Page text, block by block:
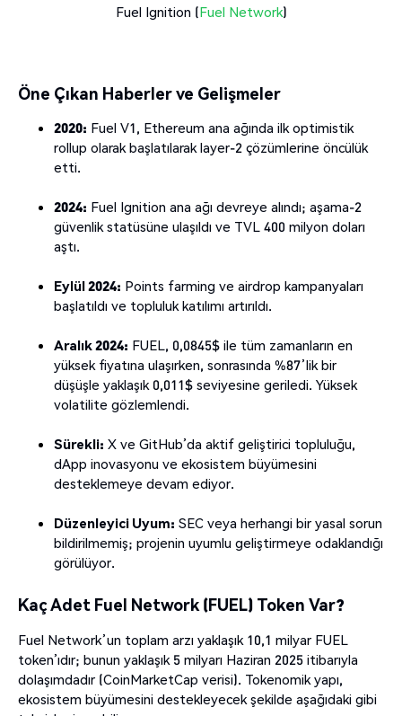
Fuel Ignition (Fuel Network)
Öne Çıkan Haberler ve Gelişmeler
2020: Fuel V1, Ethereum ana ağında ilk optimistik
rollup olarak başlatılarak layer-2 çözümlerine öncülük
etti.
2024: Fuel Ignition ana ağı devreye alındı; aşama-2
güvenlik statüsüne ulaşıldı ve TVL 400 milyon doları
aştı.
Eylül 2024: Points farming ve airdrop kampanyaları
başlatıldı ve topluluk katılımı artırıldı.
Aralık 2024: FUEL, 0,0845$ ile tüm zamanların en
yüksek fiyatına ulaşırken, sonrasında %87’lik bir
düşüşle yaklaşık 0,011$ seviyesine geriledi. Yüksek
volatilite gözlemlendi.
Sürekli: X ve GitHub’da aktif geliştirici topluluğu,
dApp inovasyonu ve ekosistem büyümesini
desteklemeye devam ediyor.
Düzenleyici Uyum: SEC veya herhangi bir yasal sorun
bildirilmemiş; projenin uyumlu geliştirmeye odaklandığı
görülüyor.
Kaç Adet Fuel Network (FUEL) Token Var?
Fuel Network’un toplam arzı yaklaşık 10,1 milyar FUEL
token’ıdır; bunun yaklaşık 5 milyarı Haziran 2025 itibarıyla
dolaşımdadır (CoinMarketCap verisi). Tokenomik yapı,
ekosistem büyümesini destekleyecek şekilde aşağıdaki gibi